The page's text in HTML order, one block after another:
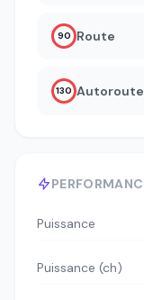
Puissance
Puissance (ch)
90 Route
130 Autoroute